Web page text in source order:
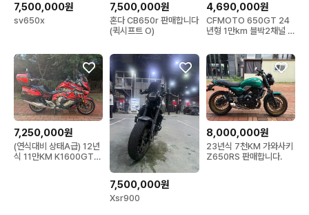
7,500,000원
sv650x
7,500,000원
혼다 CB650r 판매합니다
(퀵시프트 O)
4,690,000원
CFMOTO 650GT 24
년형 1만km 블박2채널 짧
7,250,000원
(연식대비 상태A급) 12년
식 11만KM K1600GTL
7,500,000원
Xsr900
8,000,000원
23년식 7천KM 가와사키
Z650RS 판매합니다.